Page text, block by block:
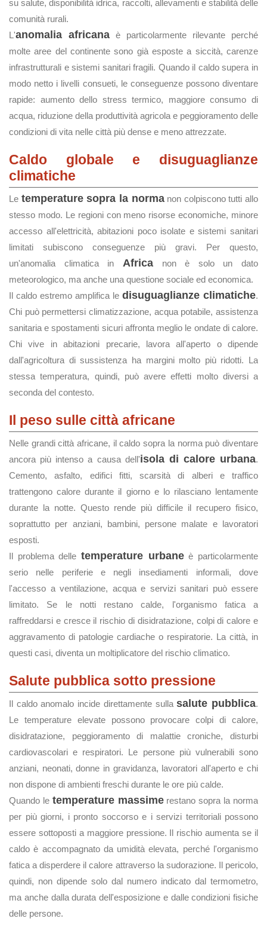
su salute, disponibilità idrica, raccolti, allevamenti e stabilità delle
comunità rurali.
L'anomalia africana è particolarmente rilevante perché
molte aree del continente sono già esposte a siccità, carenze
infrastrutturali e sistemi sanitari fragili. Quando il caldo supera in
modo netto i livelli consueti, le conseguenze possono diventare
rapide: aumento dello stress termico, maggiore consumo di
acqua, riduzione della produttività agricola e peggioramento delle
condizioni di vita nelle città più dense e meno attrezzate.
Caldo globale e disuguaglianze
climatiche
Le temperature sopra la normanon colpiscono tutti allo
stesso modo. Le regioni con meno risorse economiche, minore
accesso all'elettricità, abitazioni poco isolate e sistemi sanitari
limitati subiscono conseguenze più gravi. Per questo,
un'anomalia climatica in Africanon è solo un dato
meteorologico, ma anche una questione sociale ed economica.
Il caldo estremo amplifica le disuguaglianze climatiche.
Chi può permettersi climatizzazione, acqua potabile, assistenza
sanitaria e spostamenti sicuri affronta meglio le ondate di calore.
Chi vive in abitazioni precarie, lavora all'aperto o dipende
dall'agricoltura di sussistenza ha margini molto più ridotti. La
stessa temperatura, quindi, può avere effetti molto diversi a
seconda del contesto.
Il peso sulle città africane
Nelle grandi città africane, il caldo sopra la norma può diventare
ancora più intenso a causa dell'isola di calore urbana.
Cemento, asfalto, edifici fitti, scarsità di alberi e traffico
trattengono calore durante il giorno e lo rilasciano lentamente
durante la notte. Questo rende più difficile il recupero fisico,
soprattutto per anziani, bambini, persone malate e lavoratori
esposti.
Il problema delle temperature urbaneè particolarmente
serio nelle periferie e negli insediamenti informali, dove
l'accesso a ventilazione, acqua e servizi sanitari può essere
limitato. Se le notti restano calde, l'organismo fatica a
raffreddarsi e cresce il rischio di disidratazione, colpi di calore e
aggravamento di patologie cardiache o respiratorie. La città, in
questi casi, diventa un moltiplicatore del rischio climatico.
Salute pubblica sotto pressione
Il caldo anomalo incide direttamente sullasalute pubblica.
Le temperature elevate possono provocare colpi di calore,
disidratazione, peggioramento di malattie croniche, disturbi
cardiovascolari e respiratori. Le persone più vulnerabili sono
anziani, neonati, donne in gravidanza, lavoratori all'aperto e chi
non dispone di ambienti freschi durante le ore più calde.
Quando le temperature massimerestano sopra la norma
per più giorni, i pronto soccorso e i servizi territoriali possono
essere sottoposti a maggiore pressione. Il rischio aumenta se il
caldo è accompagnato da umidità elevata, perché l'organismo
fatica a disperdere il calore attraverso la sudorazione. Il pericolo,
quindi, non dipende solo dal numero indicato dal termometro,
ma anche dalla durata dell'esposizione e dalle condizioni fisiche
delle persone.